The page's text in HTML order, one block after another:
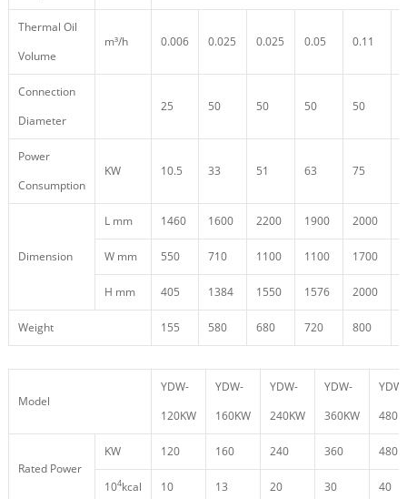
Thermal Oil
Volume
m³/h 0.006 0.025 0.025 0.05 0.11
Connection
Diameter
25 50 50 50 50
Power
Consumption
KW 10.5 33 51 63 75
Dimension
L mm 1460 1600 2200 1900 2000
W mm 550 710 1100 1100 1700
H mm 405 1384 1550 1576 2000
Weight 155 580 680 720 800
Model
YDW-
120KW
YDW-
160KW
YDW-
240KW
YDW-
360KW
YDW-
Rated Power
KW 120 160 240 360 480
104kcal 10 13 20 30 40